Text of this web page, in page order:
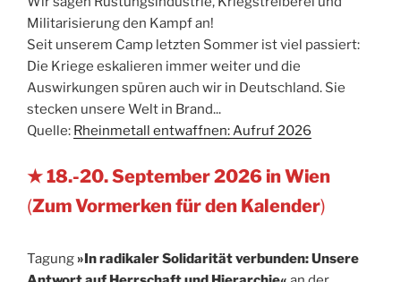
Militarisierung den Kampf an!
Seit unserem Camp letzten Sommer ist viel passiert:
Die Kriege eskalieren immer weiter und die
Auswirkungen spüren auch wir in Deutschland. Sie
stecken unsere Welt in Brand...
Quelle: Rheinmetall entwaffnen: Aufruf 2026
★ 18.-20. September 2026 in Wien
(Zum Vormerken für den Kalender)
Tagung »In radikaler Solidarität verbunden: Unsere